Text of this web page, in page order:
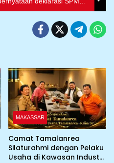
MAKASSAR
Camat Tamalanrea
Silaturahmi dengan Pelaku
Usaha di Kawasan Industri,